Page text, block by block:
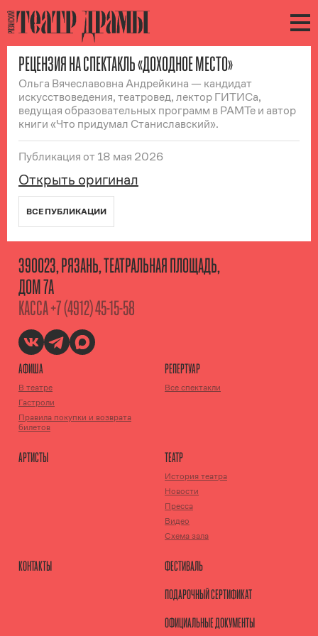
РЕЦЕНЗИЯ НА СПЕКТАКЛЬ «ДОХОДНОЕ МЕСТО»
Ольга Вячеславовна Андрейкина — кандидат
искусствоведения, театровед, лектор ГИТИСа,
ведущая образовательных программ в РАМТе и автор
книги «Что придумал Станиславский».
Публикация от 18 мая 2026
Открыть оригинал
ВСЕ ПУБЛИКАЦИИ
390023, РЯЗАНЬ, ТЕАТРАЛЬНАЯ ПЛОЩАДЬ,
ДОМ 7А
КАССА+7 (4912) 45-15-58
АФИША
В театре
Гастроли
Правила покупки и возврата
билетов
РЕПЕРТУАР
Все спектакли
АРТИСТЫ ТЕАТР
История театра
Новости
Пресса
Видео
Схема зала
КОНТАКТЫ
ФЕСТИВАЛЬ
ПОДАРОЧНЫЙ СЕРТИФИКАТ
ОФИЦИАЛЬНЫЕ ДОКУМЕНТЫ